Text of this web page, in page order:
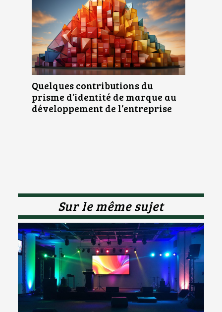
Quelques contributions du
prisme d’identité de marque au
développement de l’entreprise
Sur le même sujet